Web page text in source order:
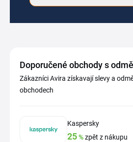
Doporučené obchody s
Zákazníci Avira získavají slevy a
obchodech
Kaspersky
25%zpět z nákupu